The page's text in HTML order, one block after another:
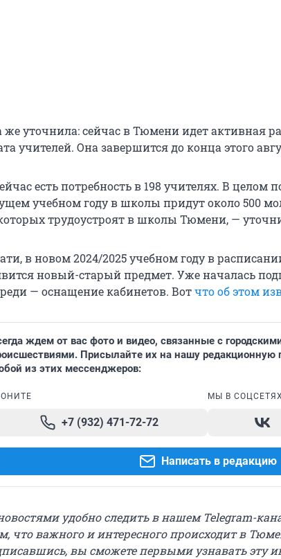
же уточнила: сейчас в Тюмени идет активная
учителей. Она завершится до конца этого
есть потребность в 198 учителях. В целом
учебном году в школы придут около 500
трудоустроят в школы Тюмени, —
в новом 2024/2025 учебном году в
новый-старый предмет. Уже началась
— оснащение кабинетов. Вотчто об этом
ждем от вас фото и видео, связанные с
Присылайте их на нашу редакционную
из этих мессенджеров:
+7 (932) 471-72-72
МЫ В СОЦСЕТЯХ
Написать в редакцию
удобно следить в нашем Telegram-
что важного и интересного происходит в
вы сможете первыми узнавать эту